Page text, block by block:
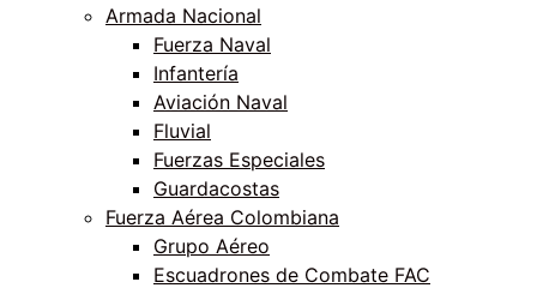
Armada Nacional
Fuerza Naval
Infantería
Aviación Naval
Fluvial
Fuerzas Especiales
Guardacostas
Fuerza Aérea Colombiana
Grupo Aéreo
Escuadrones de Combate FAC